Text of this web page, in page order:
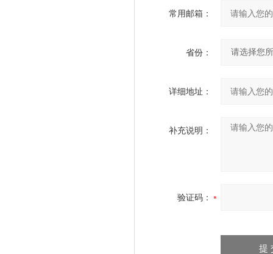
常用邮箱：
省份：
详细地址：
补充说明：
验证码：